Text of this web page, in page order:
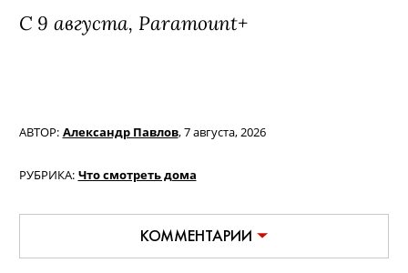
Фильм «Билли Айлиш: Ударь меня
туре популярной певицы, за который
взялся легендарный Джеймс Кэмерон
— записи выступлений в нем
сменяются очень личными интервью